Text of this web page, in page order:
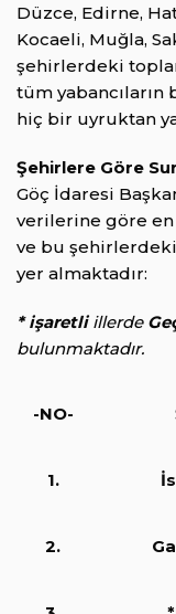
Düzce, Edirne,
Kocaeli, Muğla,
şehirlerdeki
tüm yabancıların
hiç bir uyruktan
Şehirlere Göre
Göç İdaresi
verilerine göre en
ve bu şehirlerdeki
yer almaktadır:
* işaretliillerde
bulunmaktadır.
-NO-
1.
2.